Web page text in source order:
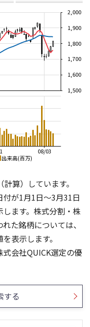
出来高(百万)
08/03
1,500
1,600
1,700
1,800
1,900
2,000
出来高(百万)
1,500
1,700
1,800
1,900
出来高(百万)
1,500
2,500
3,000
算）しています。
が1月1日～3月31日
ます。株式分割・株
た銘柄については、
表示します。
会社QUICK選定の優
する